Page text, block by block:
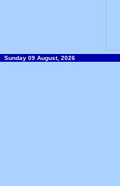
Sunday 09 August, 2026